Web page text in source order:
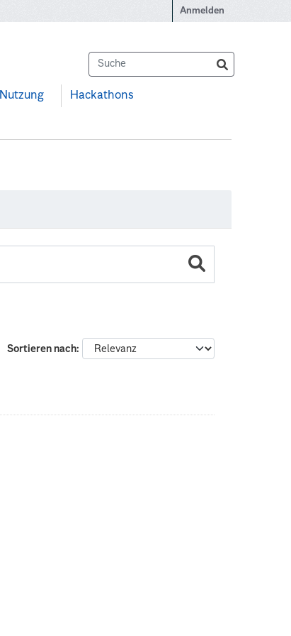
Anmelden
Nutzung Hackathons
Sortieren nach